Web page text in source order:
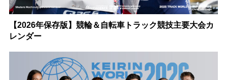
【2026年保存版】競輪＆自転車トラック競技主要大会カ
レンダー